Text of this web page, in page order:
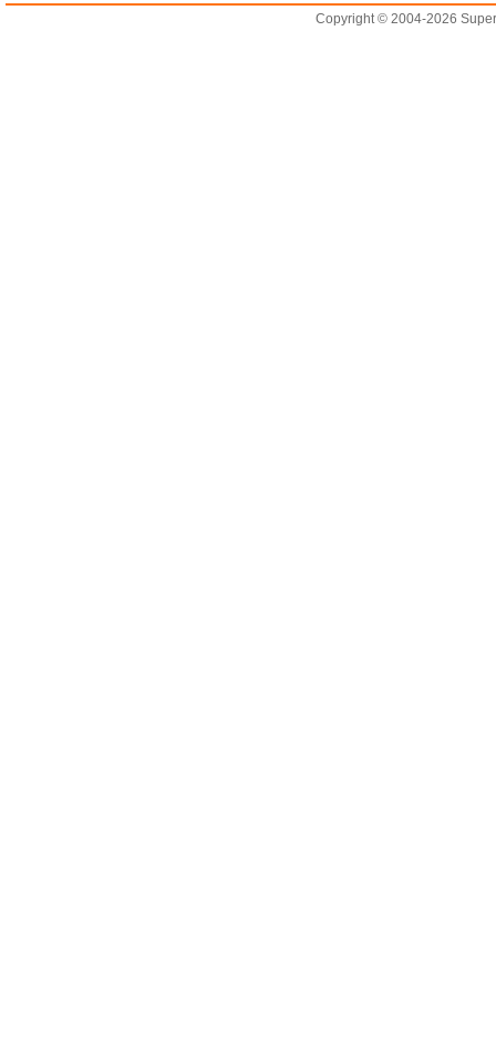
Copyright © 2004-2026